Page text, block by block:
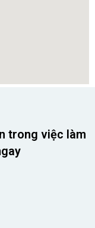
trong việc làm